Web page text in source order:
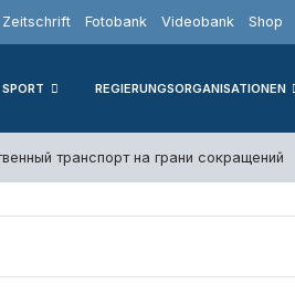
Zeitschrift Fotobank Videobank Shop
SPORT REGIERUNGSORGANISATIONEN
транспорт на грани сокращений